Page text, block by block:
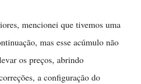
mencionei que tivemos uma
mas esse acúmulo não
os preços, abrindo
a configuração do